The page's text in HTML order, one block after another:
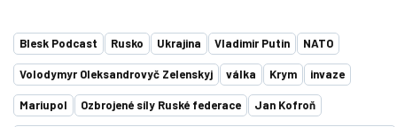
Blesk Podcast Rusko Ukrajina Vladimir Putin NATO
Volodymyr Oleksandrovyč Zelenskyj válka Krym invaze
Mariupol Ozbrojené síly Ruské federace Jan Kofroň